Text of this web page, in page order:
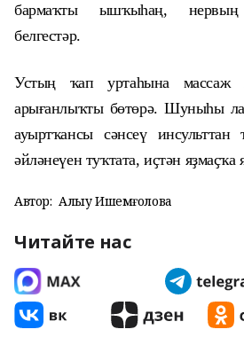
бармаҡты ышҡыһаң,
белгестәр.
Устың ҡап уртаһына массаж
арығанлыҡты бөтөрә. Шуныһы
ауыртҡансы сәнсеү
әйләнеүен туҡтата, иҫтән яҙмаҫҡа
Автор: Алһыу Ишемғолова
Читайте нас